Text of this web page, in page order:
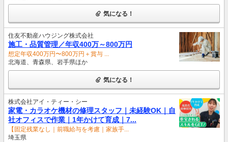
気になる！
住友不動産ハウジング株式会社
施⼯・品質管理／年収400万～800万円
想定年収400万円〜800万円＋賞与 ...
北海道、青森県、岩手県ほか
気になる！
株式会社アイ・ティー・シー
家電・カラオケ機材の修理スタッフ｜未経験OK｜自
社オフィスで作業｜1年かけて育成｜7...
【固定残業なし｜前職給与を考慮｜家族手...
埼玉県